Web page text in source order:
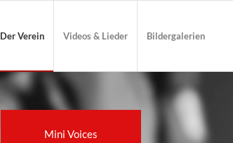
Der Verein Videos & Lieder Bildergalerien
Mini Voices